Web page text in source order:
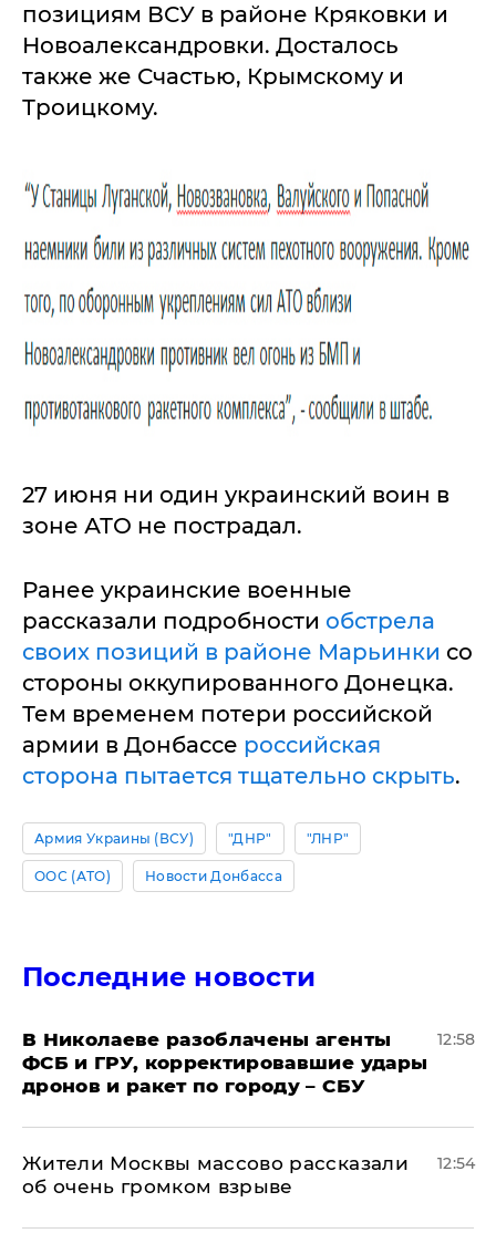
позициям ВСУ в районе Кряковки и
Новоалександровки. Досталось
также же Счастью, Крымскому и
Троицкому.
27 июня ни один украинский воин в
зоне АТО не пострадал.
Ранее украинские военные
рассказали подробности обстрела
своих позиций в районе Марьинки со
стороны оккупированного Донецка.
Тем временем потери российской
армии в Донбассе российская
сторона пытается тщательно скрыть.
Армия Украины (ВСУ) "ДНР" "ЛНР"
ООС (АТО) Новости Донбасса
Последние новости
В Николаеве разоблачены агенты
ФСБ и ГРУ, корректировавшие удары
дронов и ракет по городу – СБУ
12:58
Жители Москвы массово рассказали
об очень громком взрыве
12:54